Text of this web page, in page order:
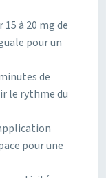
à 20 mg de
pour un
de
le rythme du
pour une